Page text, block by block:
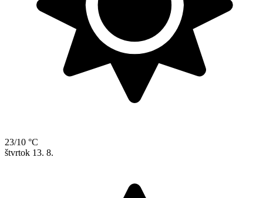
23/10 °C
štvrtok 13. 8.